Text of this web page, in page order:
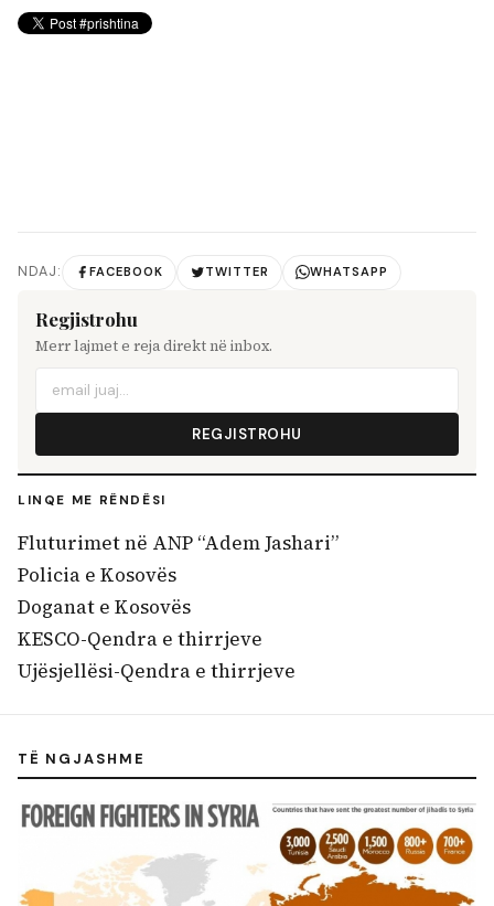
NDAJ: FACEBOOK TWITTER WHATSAPP
Regjistrohu
Merr lajmet e reja direkt në inbox.
REGJISTROHU
LINQE ME RËNDËSI
Fluturimet në ANP “Adem Jashari”
Policia e Kosovës
Doganat e Kosovës
KESCO-Qendra e thirrjeve
Ujësjellësi-Qendra e thirrjeve
TË NGJASHME